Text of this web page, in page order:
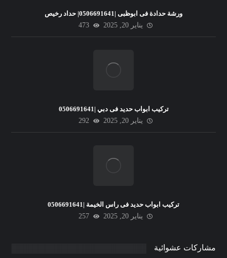
ورشة حدادة فى ابوظبى |0506691641| حداد رخيص
يناير 20, 2025
473
تركيب ابواب حديد فى دبي |0506691641
يناير 20, 2025
292
تركيب ابواب حديد فى راس الخيمة |0506691641
يناير 20, 2025
257
مشاركات عشوائية